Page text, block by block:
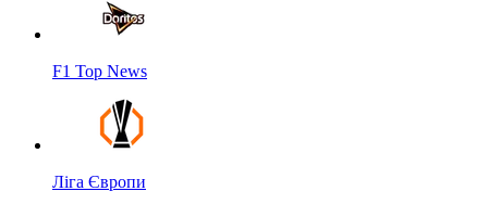
F1 Top News
Ліга Європи